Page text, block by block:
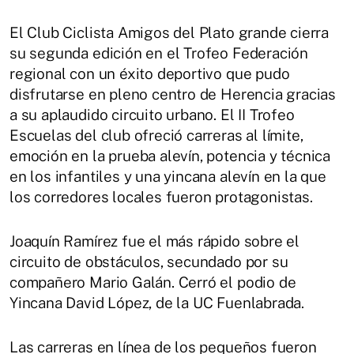
El Club Ciclista Amigos del Plato grande cierra
su segunda edición en el Trofeo Federación
regional con un éxito deportivo que pudo
disfrutarse en pleno centro de Herencia gracias
a su aplaudido circuito urbano. El II Trofeo
Escuelas del club ofreció carreras al límite,
emoción en la prueba alevín, potencia y técnica
en los infantiles y una yincana alevín en la que
los corredores locales fueron protagonistas.
Joaquín Ramírez fue el más rápido sobre el
circuito de obstáculos, secundado por su
compañero Mario Galán. Cerró el podio de
Yincana David López, de la UC Fuenlabrada.
Las carreras en línea de los pequeños fueron